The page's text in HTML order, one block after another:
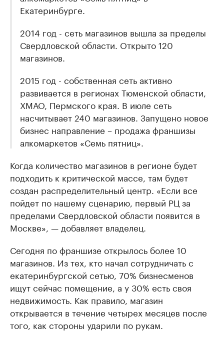
Екатеринбурге.
2014 год - сеть магазинов вышла за пределы
Свердловской области. Открыто 120
магазинов.
2015 год - собственная сеть активно
развивается в регионах Тюменской области,
ХМАО, Пермского края. В июле сеть
насчитывает 240 магазинов. Запущено новое
бизнес направление – продажа франшизы
алкомаркетов «Семь пятниц».
Когда количество магазинов в регионе будет
подходить к критической массе, там будет
создан распределительный центр. «Если все
пойдет по нашему сценарию, первый РЦ за
пределами Свердловской области появится в
Москве», — добавляет владелец.
Сегодня по франшизе открылось более 10
магазинов. Из тех, кто начал сотрудничать с
екатеринбургской сетью, 70% бизнесменов
ищут сейчас помещение, а у 30% есть своя
недвижимость. Как правило, магазин
открывается в течение четырех месяцев после
того, как стороны ударили по рукам.